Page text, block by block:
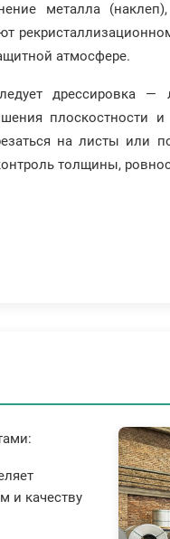
металла
атмосфере.
дрессировка —
плоскостности
на листы или
толщины,
и качеству